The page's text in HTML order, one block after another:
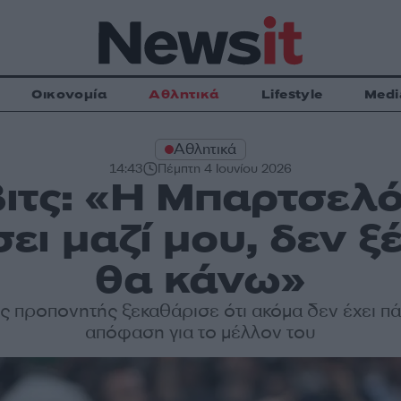
Οικονομία Αθλητικά Lifestyle
Αθλητικά
14:43 Πέμπτη 4 Ιουνίου 2026
«Η
μαζί μου, δεν
θα κάνω»
ξεκαθάρισε ότι ακόμα δεν έχει
απόφαση για το μέλλον του